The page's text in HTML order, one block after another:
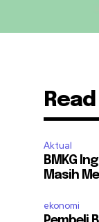
Aktual
BMKG
Masih
ekonomi